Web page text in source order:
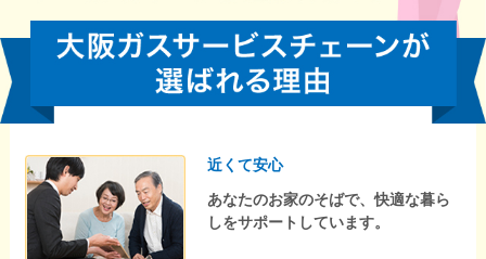
近くて安心
あなたのお家のそばで、快適な暮ら
しをサポートしています。